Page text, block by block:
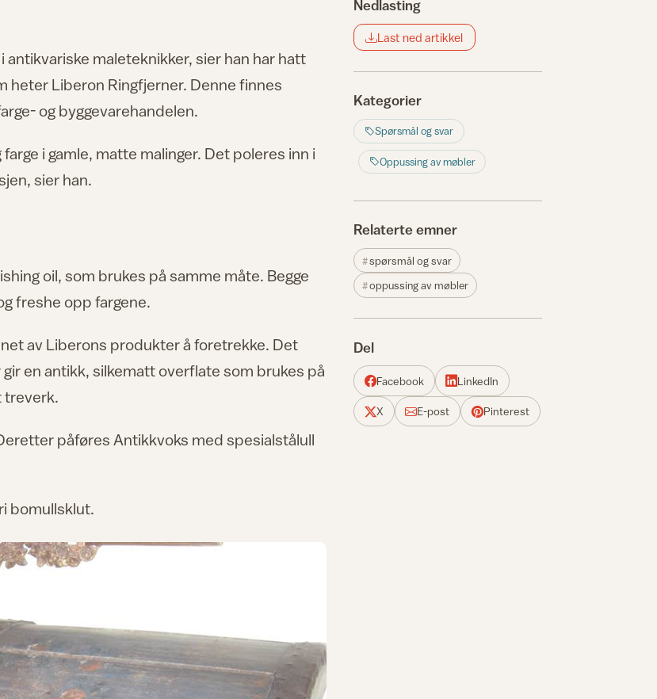
maleteknikker, sier han har hatt
heter Liberon Ringfjerner. Denne finnes
og byggevarehandelen.
i gamle, matte malinger. Det poleres inn i
sier han.
oil, som brukes på samme måte. Begge
freshe opp fargene.
av Liberons produkter å foretrekke. Det
en antikk, silkematt overflate som brukes på
treverk.
påføres Antikkvoks med spesialstålull
bomullsklut.
Nedlasting
Last ned artikkel
Kategorier
Spørsmål og svar
Oppussing av møbler
Relaterte emner
spørsmål og svar
oppussing av møbler
Del
Facebook LinkedIn
X E-post Pinterest